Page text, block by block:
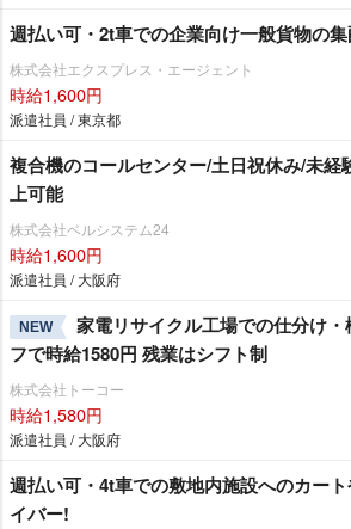
週払い可・2t車での企業向け一般貨物の
株式会社エクスプレス・エージェント
時給1,600円
派遣社員 / 東京都
複合機のコールセンター/土日祝休み/未経
上可能
株式会社ベルシステム24
時給1,600円
派遣社員 / 大阪府
NEW
家電リサイクル工場での仕分け
フで時給1580円 残業はシフト制
株式会社トーコー
時給1,580円
派遣社員 / 大阪府
週払い可・4t車での敷地内施設へのカー
イバー!